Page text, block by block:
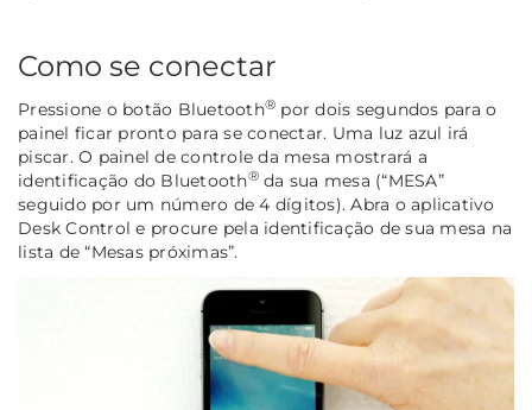
Como se conectar
Pressione o botão Bluetooth® por dois segundos para o
painel ficar pronto para se conectar. Uma luz azul irá
piscar. O painel de controle da mesa mostrará a
identificação do Bluetooth®da sua mesa (“MESA”
seguido por um número de 4 dígitos). Abra o aplicativo
Desk Control e procure pela identificação de sua mesa na
lista de “Mesas próximas”.